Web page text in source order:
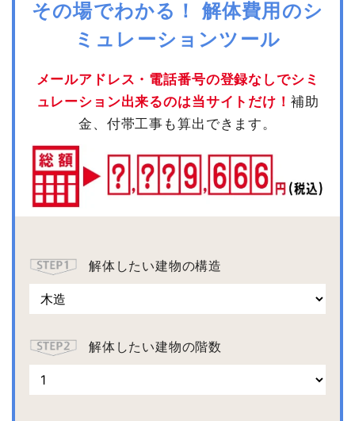
その場でわかる！ 解体費用のシ
ミュレーションツール
メールアドレス・電話番号の登録なしでシミ
ュレーション出来るのは当サイトだけ！ 補助
金、付帯工事も算出できます。
解体したい建物の構造
解体したい建物の階数